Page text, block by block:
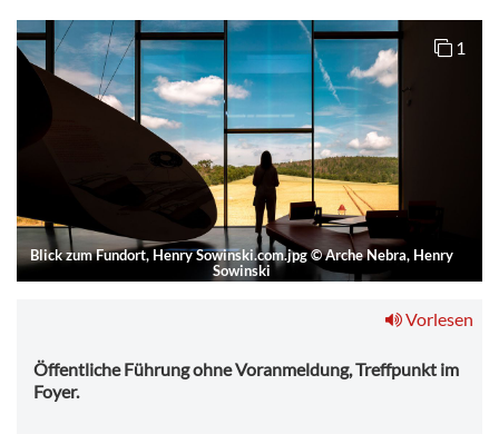
Blick zum Fundort, Henry Sowinski.com.jpg©Arche Nebra, Henry
Sowinski
1
Vorlesen
Öffentliche Führung ohne Voranmeldung, Treffpunkt im
Foyer.